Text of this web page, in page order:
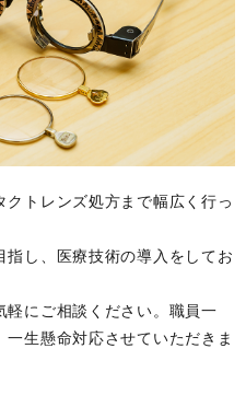
トレンズ処方まで幅広く行っ
し、医療技術の導入をしてお
軽にご相談ください。職員一
生懸命対応させていただきま